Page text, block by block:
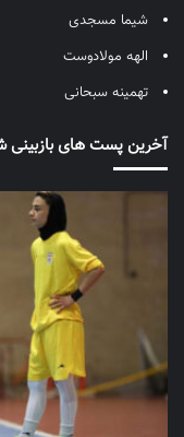
شیما مسجدی
الهه مولادوست
تهمینه سبحانی
آخرین پست های بازبینی